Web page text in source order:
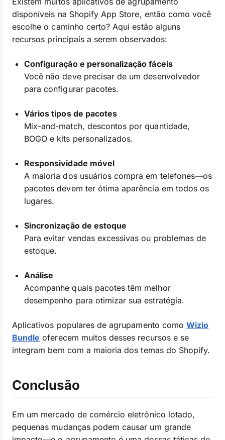
disponíveis na Shopify App Store, então como você
escolhe o caminho certo? Aqui estão alguns
recursos principais a serem observados:
Configuração e personalização fáceis
Você não deve precisar de um desenvolvedor
para configurar pacotes.
Vários tipos de pacotes
Mix-and-match, descontos por quantidade,
BOGO e kits personalizados.
Responsividade móvel
A maioria dos usuários compra em telefones—os
pacotes devem ter ótima aparência em todos os
lugares.
Sincronização de estoque
Para evitar vendas excessivas ou problemas de
estoque.
Análise
Acompanhe quais pacotes têm melhor
desempenho para otimizar sua estratégia.
Aplicativos populares de agrupamento comoWizio
Bundle oferecem muitos desses recursos e se
integram bem com a maioria dos temas do Shopify.
Conclusão
Em um mercado de comércio eletrônico lotado,
pequenas mudanças podem causar um grande